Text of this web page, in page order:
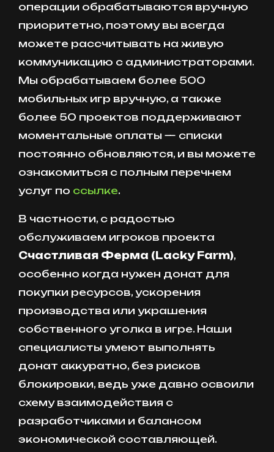
операции обрабатываются вручную
приоритетно, поэтому вы всегда
можете рассчитывать на живую
коммуникацию с администраторами.
Мы обрабатываем более 500
мобильных игр вручную, а также
более 50 проектов поддерживают
моментальные оплаты — списки
постоянно обновляются, и вы можете
ознакомиться с полным перечнем
услуг по ссылке.
В частности, с радостью
обслуживаем игроков проекта
Счастливая Ферма (Lacky Farm),
особенно когда нужен донат для
покупки ресурсов, ускорения
производства или украшения
собственного уголка в игре. Наши
специалисты умеют выполнять
донат аккуратно, без рисков
блокировки, ведь уже давно освоили
схему взаимодействия с
разработчиками и балансом
экономической составляющей.